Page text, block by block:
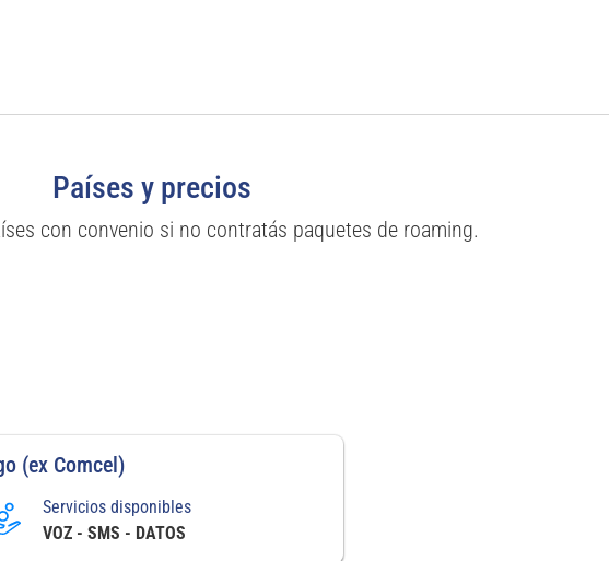
Países y precios
con convenio si no contratás paquetes de roaming.
(ex Comcel)
Servicios disponibles
VOZ - SMS - DATOS